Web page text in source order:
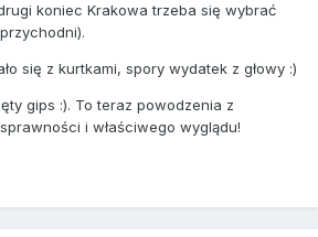
koniec Krakowa trzeba się wybrać
się z kurtkami, spory wydatek z głowy :)
gips :). To teraz powodzenia z
i właściwego wyglądu!